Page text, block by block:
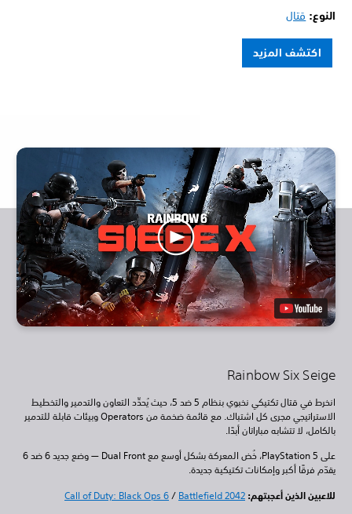
النوع:قتال
اكتشف المزيد
Rainbow Six Seige
انخرط في قتال تكتيكي نخبوي بنظام 5 ضد 5، حيث يُحدِّد التعاون والتدمير والتخطيط
الاستراتيجي مجرى كل اشتباك. مع قائمة ضخمة من Operators وبيئات قابلة للتدمير
بالكامل، لا تتشابه مباراتان أبدًا.
على PlayStation 5، خُض المعركة بشكل أوسع مع Dual Front — وضع جديد 6 ضد 6
يقدّم فرقًا أكبر وإمكانات تكتيكية جديدة.
للاعبين الذين أعجبتهم: Call of Duty: Black Ops 6/Battlefield 2042